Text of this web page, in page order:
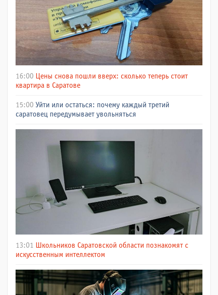
16:00 Цены снова пошли вверх: сколько теперь стоит
квартира в Саратове
15:00 Уйти или остаться: почему каждый третий
саратовец передумывает увольняться
13:01
Школьников Саратовской области познакомят с
искусственным интеллектом